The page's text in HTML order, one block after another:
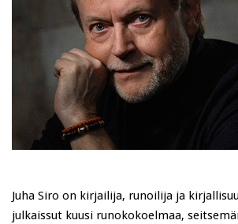
Juha Siro on kirjailija, runoilija ja
julkaissut kuusi runokokoelmaa,